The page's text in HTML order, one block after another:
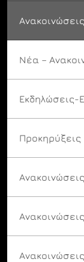
Νέα –
Εκδηλώσεις-
Προκηρύξεις